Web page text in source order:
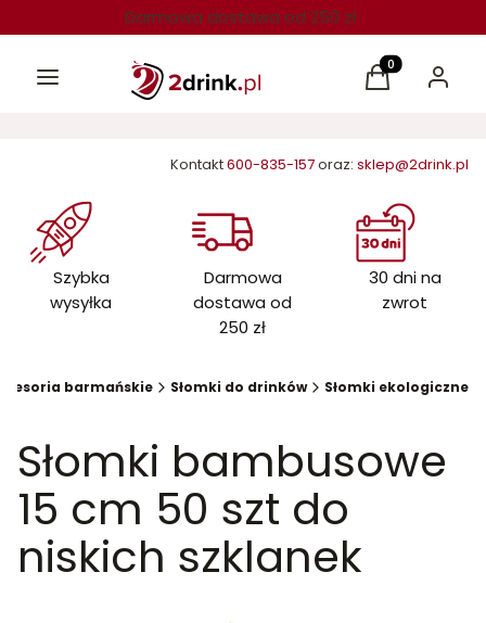
Darmowa dostawa od 250 zł
Menu Produkty w
Koszyk Zaloguj
Kontakt600-835-157oraz: sklep@2drink.pl
Szybka
wysyłka
Darmowa
dostawa od
250 zł
30 dni na
zwrot
barmańskie Słomki do drinków Słomki ekologiczne
Słomki bambusowe
15 cm 50 szt do
niskich szklanek